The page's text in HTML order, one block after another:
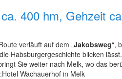
400 hm, Gehzeit
verläuft auf dem „Jakobsweg“,
Habsburgergeschichte blicken
Sie weiter nach Melk, wo das
Wachauerhof in Melk